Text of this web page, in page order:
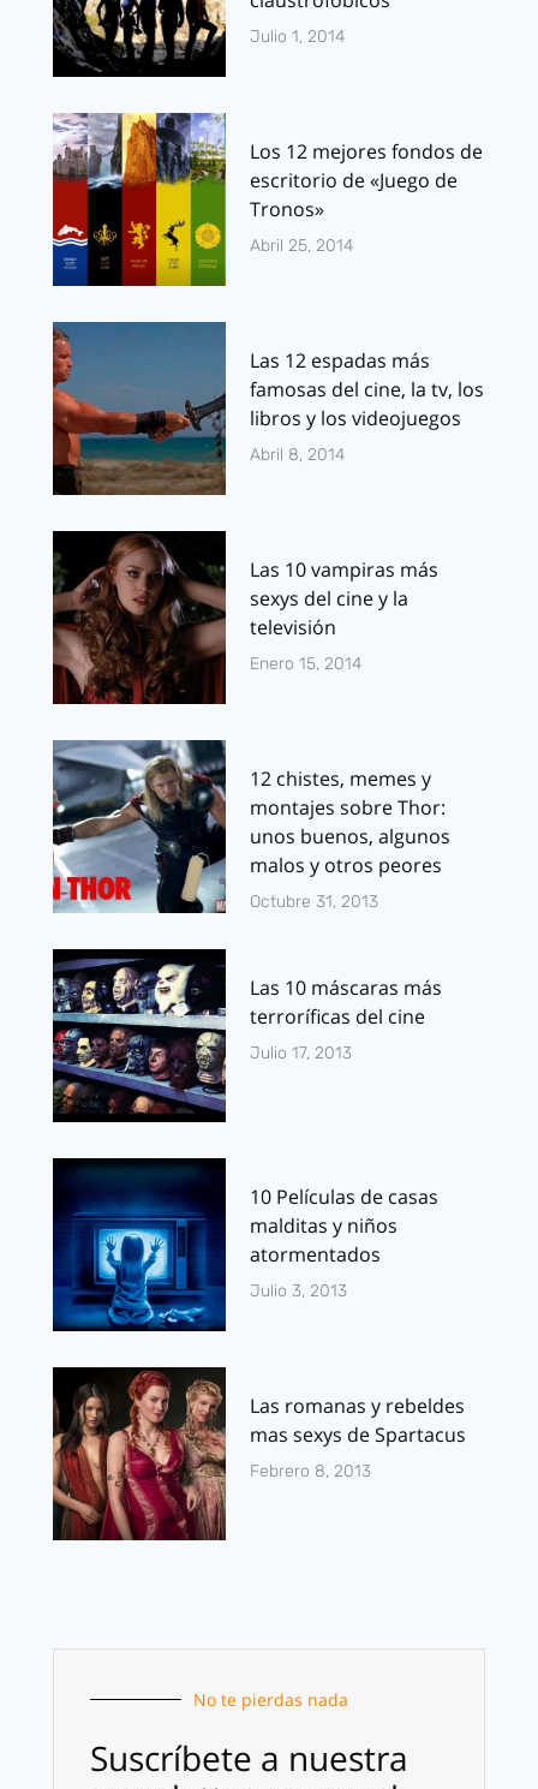
Julio 1, 2014
Los 12 mejores fondos de
escritorio de «Juego de
Tronos»
Abril 25, 2014
Las 12 espadas más
famosas del cine, la tv, los
libros y los videojuegos
Abril 8, 2014
Las 10 vampiras más
sexys del cine y la
televisión
Enero 15, 2014
12 chistes, memes y
montajes sobre Thor:
unos buenos, algunos
malos y otros peores
Octubre 31, 2013
Las 10 máscaras más
terroríficas del cine
Julio 17, 2013
10 Películas de casas
malditas y niños
atormentados
Julio 3, 2013
Las romanas y rebeldes
mas sexys de Spartacus
Febrero 8, 2013
No te pierdas nada
Suscríbete a nuestra